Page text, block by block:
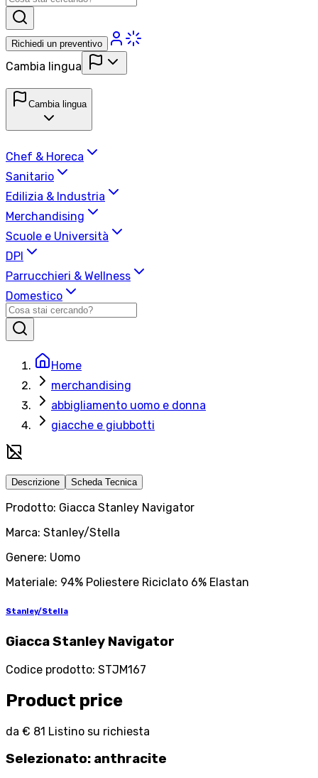
Richiedi un preventivo
Cambia lingua
Cambia lingua
Chef & Horeca
Sanitario
Edilizia & Industria
Merchandising
Scuole e Università
DPI
Parrucchieri & Wellness
Domestico
Home
merchandising
abbigliamento uomo e donna
giacche e giubbotti
Descrizione Scheda Tecnica
Prodotto: Giacca Stanley Navigator
Marca: Stanley/Stella
Genere: Uomo
Materiale: 94% Poliestere Riciclato 6% Elastan
Stanley/Stella
Giacca Stanley Navigator
Codice prodotto: STJM167
Product price
da € 81 Listino su richiesta
Selezionato: anthracite